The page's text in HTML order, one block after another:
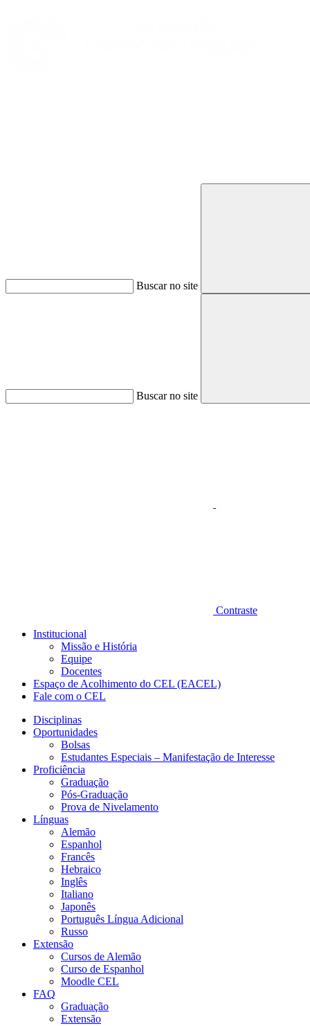
Buscar no site
Buscar no site
Contraste
Institucional
Missão e História
Equipe
Docentes
Espaço de Acolhimento do CEL (EACEL)
Fale com o CEL
Disciplinas
Oportunidades
Bolsas
Estudantes Especiais – Manifestação de Interesse
Proficiência
Graduação
Pós-Graduação
Prova de Nivelamento
Línguas
Alemão
Espanhol
Francês
Hebraico
Inglês
Italiano
Japonês
Português Língua Adicional
Russo
Extensão
Cursos de Alemão
Curso de Espanhol
Moodle CEL
FAQ
Graduação
Extensão